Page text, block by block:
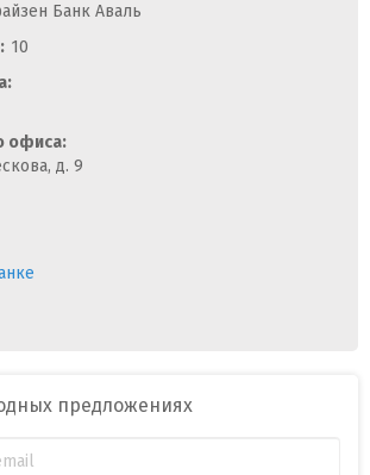
Банк Аваль
10
офиса:
д. 9
предложениях